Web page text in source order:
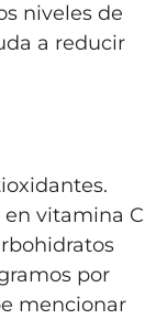
niveles de
a reducir
vitamina C
por
mencionar